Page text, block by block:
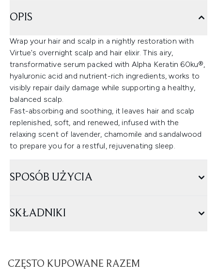
OPIS
Wrap your hair and scalp in a nightly restoration with
Virtue's overnight scalp and hair elixir. This airy,
transformative serum packed with Alpha Keratin 60ku®,
hyaluronic acid and nutrient-rich ingredients, works to
visibly repair daily damage while supporting a healthy,
balanced scalp.
Fast-absorbing and soothing, it leaves hair and scalp
replenished, soft, and renewed, infused with the
relaxing scent of lavender, chamomile and sandalwood
to prepare you for a restful, rejuvenating sleep.
SPOSÓB UŻYCIA
SKŁADNIKI
CZĘSTO KUPOWANE RAZEM